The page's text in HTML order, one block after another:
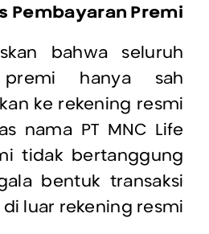
Pembayaran Premi
bahwa seluruh
premi hanya sah
ke rekening resmi
nama PT MNC Life
tidak bertanggung
bentuk transaksi
luar rekening resmi